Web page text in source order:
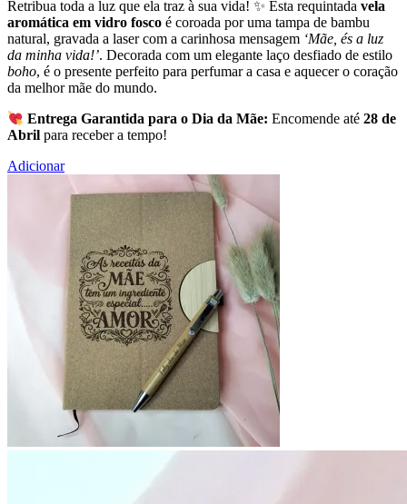
Retribua toda a luz que ela traz à sua vida! ✨ Esta requintada vela
aromática em vidro fosco é coroada por uma tampa de bambu
natural, gravada a laser com a carinhosa mensagem ‘Mãe, és a luz
da minha vida!’. Decorada com um elegante laço desfiado de estilo
boho, é o presente perfeito para perfumar a casa e aquecer o coração
da melhor mãe do mundo.
Entrega Garantida para o Dia da Mãe: Encomende até28 de
Abril para receber a tempo!
Adicionar